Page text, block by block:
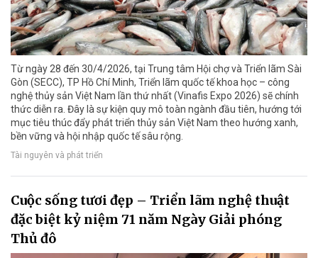
Từ ngày 28 đến 30/4/2026, tại Trung tâm Hội chợ và Triển lãm Sài
Gòn (SECC), TP Hồ Chí Minh, Triển lãm quốc tế khoa học – công
nghệ thủy sản Việt Nam lần thứ nhất (Vinafis Expo 2026) sẽ chính
thức diễn ra. Đây là sự kiện quy mô toàn ngành đầu tiên, hướng tới
mục tiêu thúc đẩy phát triển thủy sản Việt Nam theo hướng xanh,
bền vững và hội nhập quốc tế sâu rộng.
Tài nguyên và phát triển
Cuộc sống tươi đẹp – Triển lãm nghệ thuật
đặc biệt kỷ niệm 71 năm Ngày Giải phóng
Thủ đô